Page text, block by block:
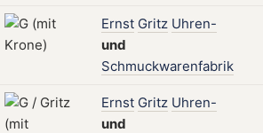
Ernst Gritz Uhren-
und
Schmuckwarenfabrik
Ernst Gritz Uhren-
und